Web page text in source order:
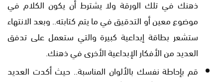
ذهنك في تلك الورقة ولا يشترط أن يكون الكلام في
موضوع معين أو التدقيق في ما يتم كتابته.. وبعد الانتهاء
ستشعر بطاقة إبداعية كبيرة والتي ستعمل على تدفق
العديد من الأفكار الإبداعية الأخرى في ذهنك.
قم بإحاطة نفسك بالألوان المناسبة.. حيث أكدت العديد